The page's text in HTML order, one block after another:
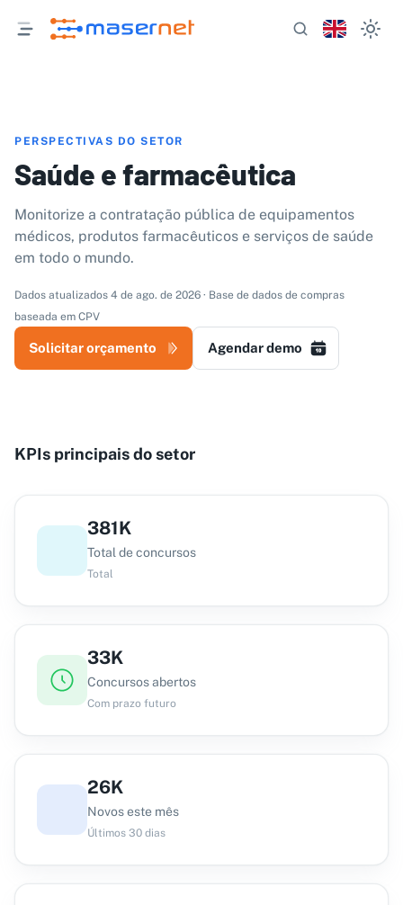
PERSPECTIVAS DO SETOR
Saúde e farmacêutica
Monitorize a contratação pública de equipamentos
médicos, produtos farmacêuticos e serviços de saúde
em todo o mundo.
Dados atualizados 4 de ago. de 2026 · Base de dados de compras
baseada em CPV
Solicitar orçamento Agendar demo
KPIs principais do setor
381K
Total de concursos
Total
33K
Concursos abertos
Com prazo futuro
26K
Novos este mês
Últimos 30 dias